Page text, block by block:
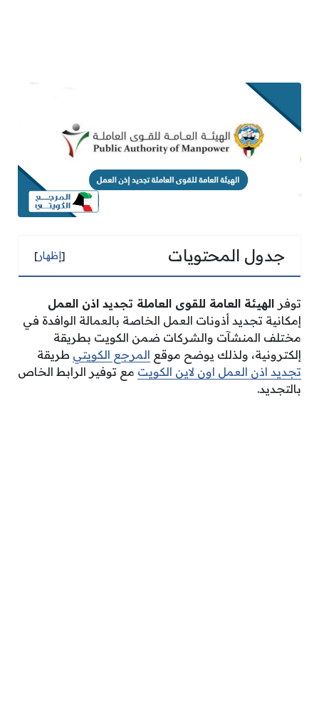
جدول المحتويات [إظهار]
توفر الهيئة العامة للقوى العاملة تجديد اذن العمل
إمكانية تجديد أذونات العمل الخاصة بالعمالة الوافدة في
مختلف المنشآت والشركات ضمن الكويت بطريقة
إلكترونية، ولذلك يوضح موقع المرجع الكويتي طريقة
تجديد اذن العمل اون لاين الكويت مع توفير الرابط الخاص
بالتجديد.